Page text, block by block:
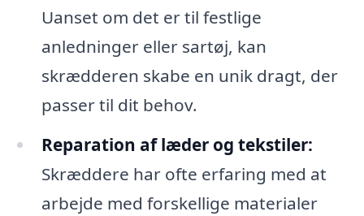
Uanset om det er til festlige
anledninger eller sartøj, kan
skrædderen skabe en unik dragt, der
passer til dit behov.
Reparation af læder og tekstiler:
Skræddere har ofte erfaring med at
arbejde med forskellige materialer